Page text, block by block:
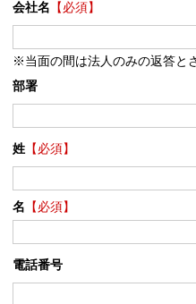
会社名 【必須】
※当面の間は法人のみの返答と
部署
姓【必須】
名 【必須】
電話番号